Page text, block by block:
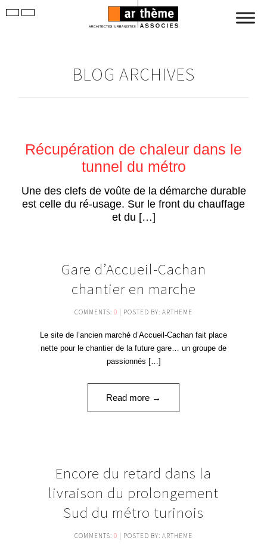
BLOG ARCHIVES
Récupération de chaleur dans le
tunnel du métro
Une des clefs de voûte de la démarche durable
est celle du ré-usage. Sur le front du chauffage
et du […]
Gare d’Accueil-Cachan
chantier en marche
COMMENTS: 0 | POSTED BY: ARTHEME
Le site de l’ancien marché d’Accueil-Cachan fait place
nette pour le chantier de la future gare… un groupe de
passionnés […]
Read more →
Encore du retard dans la
livraison du prolongement
Sud du métro turinois
COMMENTS: 0 | POSTED BY: ARTHEME